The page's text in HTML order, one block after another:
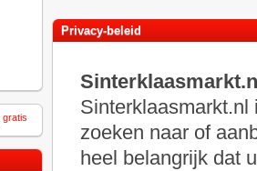
gratis
Privacy-beleid
zoeken naar of
heel belangrijk dat